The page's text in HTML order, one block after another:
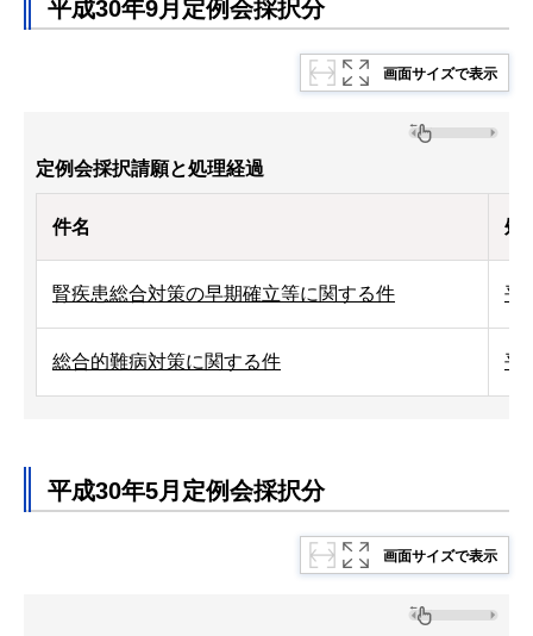
平成30年9月定例会採択分
画面サイズで表示
定例会採択請願と処理経過
件名 処
腎疾患総合対策の早期確立等に関する件 平
総合的難病対策に関する件 平
平成30年5月定例会採択分
画面サイズで表示